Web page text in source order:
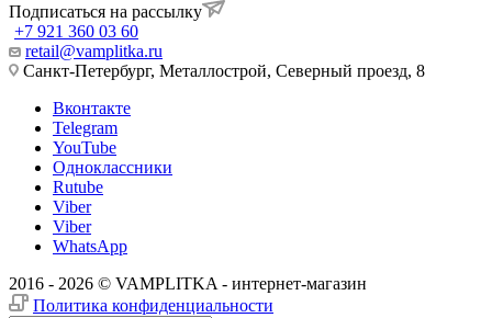
Подписаться на рассылку
+7 921 360 03 60
retail@vamplitka.ru
Санкт-Петербург, Металлострой, Северный проезд, 8
Вконтакте
Telegram
YouTube
Одноклассники
Rutube
Viber
Viber
WhatsApp
2016 - 2026 © VAMPLITKA - интернет-магазин
Политика конфиденциальности